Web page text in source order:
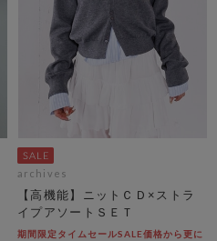
archives
【高機能】ニットＣＤ×ストラ
イプアソートＳＥＴ
期間限定タイムセールSALE価格から更に